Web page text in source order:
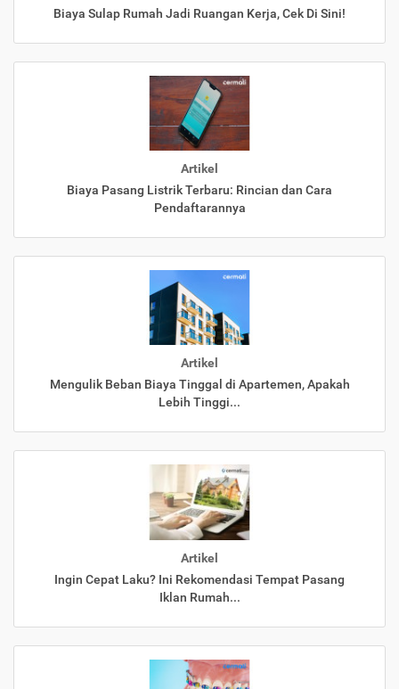
Biaya Sulap Rumah Jadi Ruangan Kerja, Cek Di Sini!
Artikel
Biaya Pasang Listrik Terbaru: Rincian dan Cara
Pendaftarannya
Artikel
Mengulik Beban Biaya Tinggal di Apartemen, Apakah
Lebih Tinggi...
Artikel
Ingin Cepat Laku? Ini Rekomendasi Tempat Pasang
Iklan Rumah...